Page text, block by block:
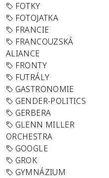
FOTKY
FOTOJATKA
FRANCIE
FRANCOUZSKÁ
ALIANCE
FRONTY
FUTRÁLY
GASTRONOMIE
GENDER-POLITICS
GERBERA
GLENN MILLER
ORCHESTRA
GOOGLE
GROK
GYMNÁZIUM